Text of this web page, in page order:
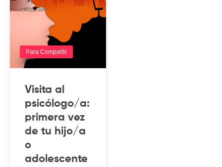
Para Compartir
Visita al
psicólogo/a:
primera vez
de tu hijo/a
o
adolescente